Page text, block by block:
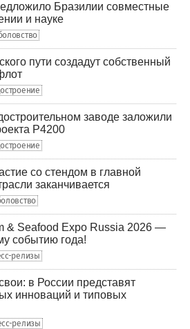
Бразилии совместные
и науке
пути создадут собственный
заводе заложили
Р4200
со стендом в главной
заканчивается
& Seafood Expo Russia 2026 —
событию года!
релизы
в России представят
инноваций и типовых
релизы